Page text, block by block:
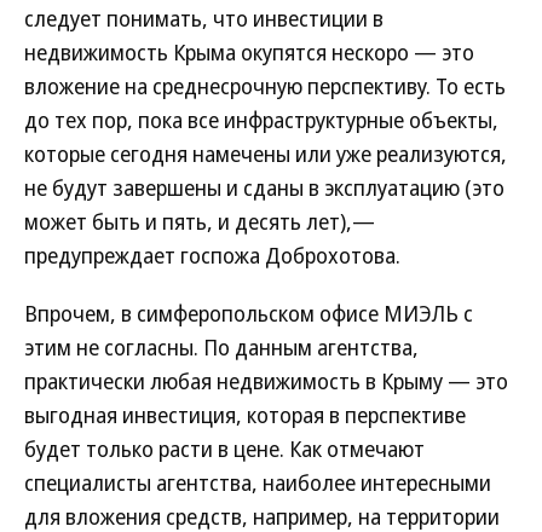
следует понимать, что инвестиции в
недвижимость Крыма окупятся нескоро — это
вложение на среднесрочную перспективу. То есть
до тех пор, пока все инфраструктурные объекты,
которые сегодня намечены или уже реализуются,
не будут завершены и сданы в эксплуатацию (это
может быть и пять, и десять лет),—
предупреждает госпожа Доброхотова.
Впрочем, в симферопольском офисе МИЭЛЬ с
этим не согласны. По данным агентства,
практически любая недвижимость в Крыму — это
выгодная инвестиция, которая в перспективе
будет только расти в цене. Как отмечают
специалисты агентства, наиболее интересными
для вложения средств, например, на территории